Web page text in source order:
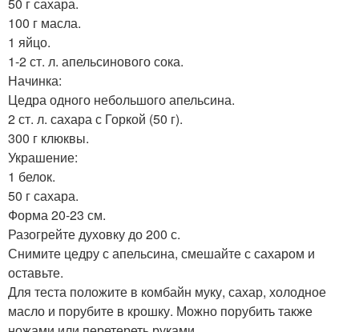
100 г масла.
1 яйцо.
1-2 ст. л. апельсинового сока.
Начинка:
Цедра одного небольшого апельсина.
2 ст. л. сахара с Горкой (50 г).
300 г клюквы.
Украшение:
1 белок.
50 г сахара.
Форма 20-23 см.
Разогрейте духовку до 200 с.
Снимите цедру с апельсина, смешайте с сахаром и
оставьте.
Для теста положите в комбайн муку, сахар, холодное
масло и порубите в крошку. Можно порубить также